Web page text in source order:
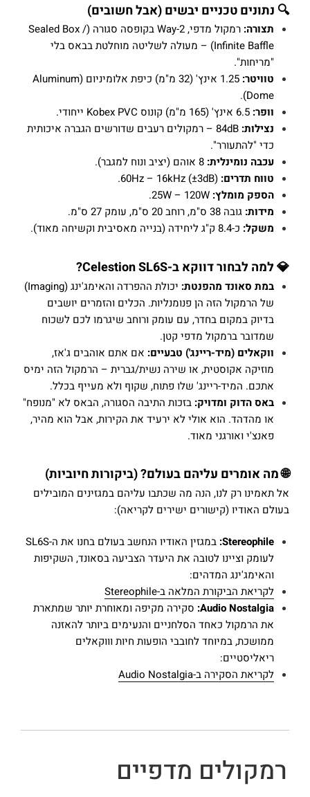
🔍 נתונים טכניים יבשים (אבל חשובים)
תצורה:
רמקול מדפי, 2-Way בקופסה סגורה (Sealed Box /
Infinite Baffle) – מעולה לשליטה מוחלטת בבאס בלי
"מריחות".
טוויטר:
1.25 אינץ' (32 מ"מ) כיפת אלומיניום (Aluminum
Dome).
וופר: 6.5 אינץ' (165 מ"מ) קונוס Kobex PVC ייחודי.
נצילות:
84dB – רמקולים רעבים שדורשים הגברה איכותית
כדי "להתעורר".
עכבה נומינלית: 8 אוהם (יציב ונוח למגבר).
טווח תדרים: 60Hz – 16kHz (±3dB).
הספק מומלץ: 25W – 120W.
מידות: גובה 38 ס"מ, רוחב 20 ס"מ, עומק 27 ס"מ.
משקל: כ-8.4 ק"ג ליחידה (בנייה מאסיבית וקשיחה מאוד).
💎 למה לבחור דווקא ב-Celestion SL6S?
במת סאונד מהפנטת:
יכולת ההפרדה והאימג'ינג (Imaging)
של הרמקול הזה הן פנומנליות. הכלים והזמרים יושבים
בדיוק במקום בחדר, עם עומק ורוחב שיגרמו לכם לשכוח
שמדובר ברמקול מדפי קטן.
ווקאלים (מיד-ריינג') טבעיים: אם אתם אוהבים ג'אז,
מוזיקה אקוסטית, או שירה נשית/גברית – הרמקול הזה ימיס
אתכם. המיד-ריינג' שלו פתוח, שקוף ולא מעייף בכלל.
באס הדוק ומדויק: בזכות התיבה הסגורה, הבאס לא "מנופח"
או מהדהד. הוא אולי לא ירעיד את הקירות, אבל הוא מהיר,
פאנצ'י ואורגני מאוד.
🌐 מה אומרים עליהם בעולם? (ביקורות חיוביות)
אל תאמינו רק לנו, הנה מה שכתבו עליהם במגזינים המובילים
בעולם האודיו (קישורים ישירים לקריאה):
Stereophile:
במגזין האודיו הנחשב בעולם בחנו את ה-SL6S
לעומק וציינו לטובה את היעדר הצביעה בסאונד, השקיפות
והאימג'ינג המדהים:
לקריאת הביקורת המלאה ב-Stereophile
Audio Nostalgia: סקירה מקיפה ומאוחרת יותר שמתארת
את הרמקול כאחד הסלחניים והנעימים ביותר להאזנה
ממושכת, במיוחד לחובבי הופעות חיות וווקאלים
ריאליסטיים:
לקריאת הסקירה ב-Audio Nostalgia
רמקולים מדפיים